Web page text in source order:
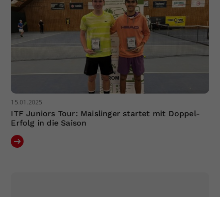
15.01.2025
ITF Juniors Tour: Maislinger startet mit Doppel-
Erfolg in die Saison